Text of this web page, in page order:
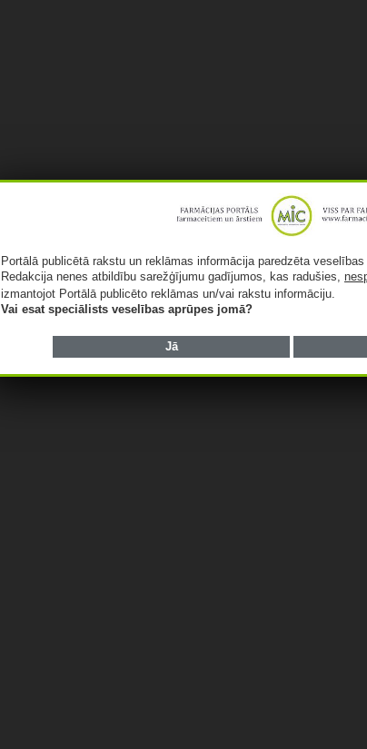
Portālā publicētā rakstu un reklāmas informācija paredzēta
Redakcija nenes atbildību sarežģījumu gadījumos, kas radušies,
izmantojot Portālā publicēto reklāmas un/vai rakstu informāciju.
Vai esat speciālists veselības aprūpes jomā?
Jā